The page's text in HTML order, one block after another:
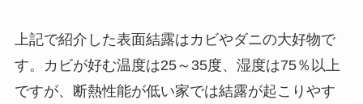
上記で紹介した表面結露はカビやダニの大好物で
す。カビが好む温度は25～35度、湿度は75％以上
ですが、断熱性能が低い家では結露が起こりやす